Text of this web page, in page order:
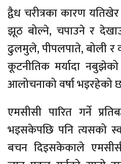
द्वैध चरीत्रका कारण
झूठ बोल्ने, चपाउने र
ढुलमुले, पीपलपाते, बोली र
कूटनीतिक मर्यादा
आलोचनाको वर्षा भइरहेको
एमसीसी पारित गर्ने
भइसकेपछि पनि त्यसको
बचन दिइसकेकाले